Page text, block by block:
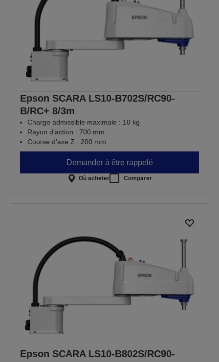
Epson SCARA LS10-B702S/RC90-
B/RC+ 8/3m
Charge admissible maximale : 10 kg
Rayon d’action : 700 mm
Course d’axe Z : 200 mm
Demander à être rappelé
Où acheter Comparer
Epson SCARA LS10-B802S/RC90-